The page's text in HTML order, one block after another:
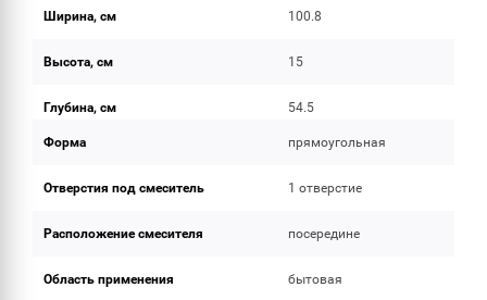
Ширина, см 100.8
Высота, см 15
Глубина, см 54.5
Форма прямоугольная
Отверстия под смеситель 1 отверстие
Расположение смесителя посередине
Область применения бытовая